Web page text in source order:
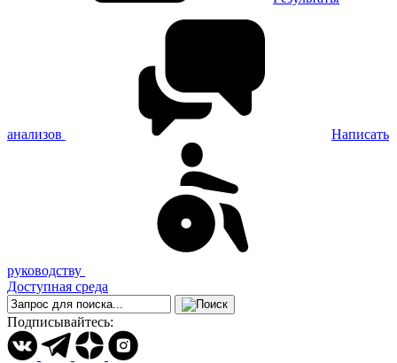
анализов Написать
руководству
Доступная среда
Подписывайтесь: